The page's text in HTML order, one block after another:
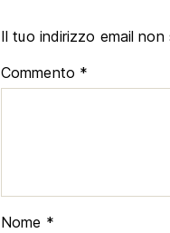
Il tuo indirizzo email non
Commento *
Nome *